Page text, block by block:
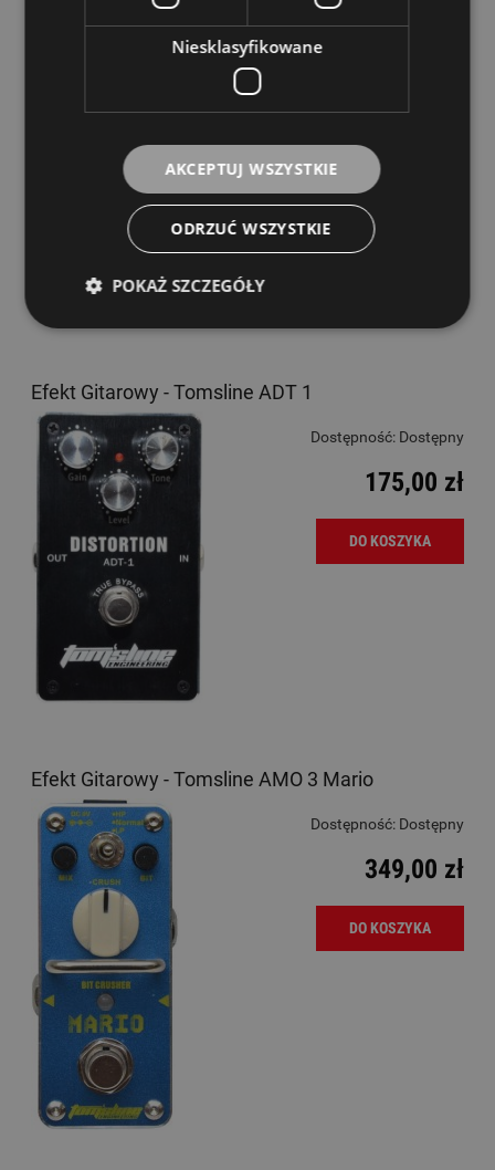
Dostępność:
159,00 zł
Efekt Gitarowy - Tomsline ADT 1
Dostępność: Dostępny
175,00 zł
DO KOSZYKA
Efekt Gitarowy - Tomsline AMO 3 Mario
Dostępność: Dostępny
349,00 zł
DO KOSZYKA
Niesklasyfikowane
AKCEPTUJ WSZYSTKIE
ODRZUĆ WSZYSTKIE
POKAŻ SZCZEGÓŁY